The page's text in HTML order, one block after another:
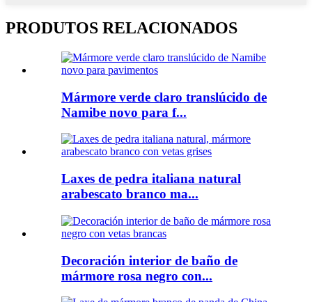
PRODUTOS RELACIONADOS
Mármore verde claro translúcido de
Namibe novo para f...
Laxes de pedra italiana natural
arabescato branco ma...
Decoración interior de baño de
mármore rosa negro con...